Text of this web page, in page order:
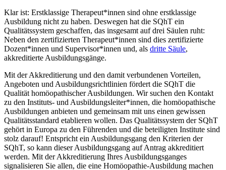
Klar ist: Erstklassige Therapeut*innen sind ohne erstklassige
Ausbildung nicht zu haben. Deswegen hat die SQhT ein
Qualitätssystem geschaffen, das insgesamt auf drei Säulen ruht:
Neben den zertifizierten Therapeut*innen sind dies zertifizierte
Dozent*innen und Supervisor*innen und, als dritte Säule,
akkreditierte Ausbildungsgänge.
Mit der Akkreditierung und den damit verbundenen Vorteilen,
Angeboten und Ausbildungsrichtlinien fördert die SQhT die
Qualität homöopathischer Ausbildungen. Wir suchen den Kontakt
zu den Instituts- und Ausbildungsleiter*innen, die homöopathische
Ausbildungen anbieten und gemeinsam mit uns einen gewissen
Qualitätsstandard etablieren wollen. Das Qualitätssystem der SQhT
gehört in Europa zu den Führenden und die beteiligten Institute sind
stolz darauf! Entspricht ein Ausbildungsgang den Kriterien der
SQhT, so kann dieser Ausbildungsgang auf Antrag akkreditiert
werden. Mit der Akkreditierung Ihres Ausbildungsganges
signalisieren Sie allen, die eine Homöopathie-Ausbildung machen